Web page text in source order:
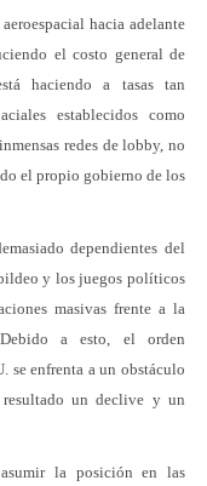
hacia adelante
el costo general de
haciendo a tasas tan
establecidos como
redes de lobby, no
el propio gobierno de los
dependientes del
y los juegos políticos
masivas frente a la
a esto, el orden
se enfrenta a un obstáculo
resultado un declive y un
asumir la posición en las